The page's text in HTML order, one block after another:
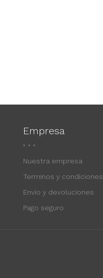
Empresa
Nuestra empresa
Terminos y condiciones
Envío y devoluciones
Pago seguro